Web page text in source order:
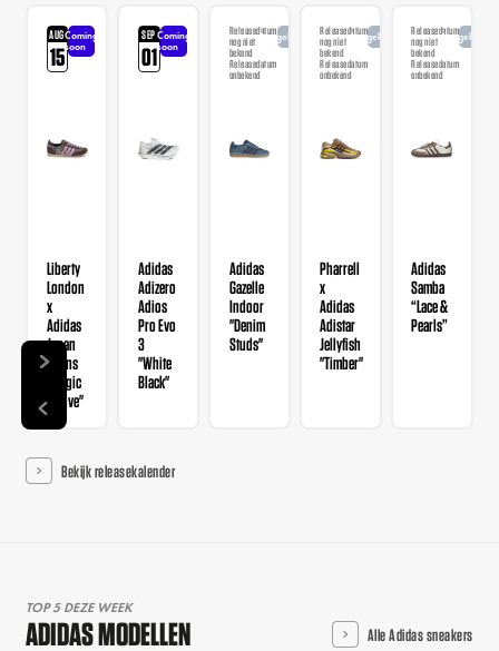
AUG
15
Coming
soon
Liberty
London
x
Adidas
Japan
Wmns
"Magic
Mauve"
SEP
01
Coming
soon
Adidas
Adizero
Adios
Pro Evo
3
"White
Black"
Releasedatum
nog niet
bekend
Releasedatum
onbekend
Aangekondigd
Adidas
Gazelle
Indoor
"Denim
Studs"
Releasedatum
nog niet
bekend
Releasedatum
onbekend
Aangekondigd
Pharrell
x
Adidas
Adistar
Jellyfish
"Timber"
Releasedatum
nog niet
bekend
Releasedatum
onbekend
Adidas
Samba
“Lace &
Pearls”
Bekijk releasekalender
TOP 5 DEZE WEEK
ADIDAS MODELLEN Alle Adidas sneakers